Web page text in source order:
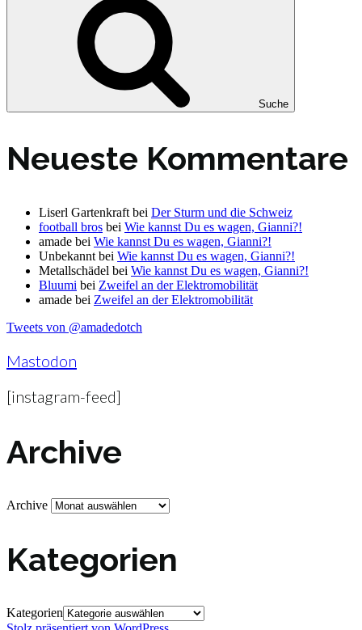
Suche
Neueste Kommentare
Liserl Gartenkraft bei Der Sturm und die Schweiz
football bros bei Wie kannst Du es wagen, Gianni?!
amade bei Wie kannst Du es wagen, Gianni?!
Unbekannt bei Wie kannst Du es wagen, Gianni?!
Metallschädel bei Wie kannst Du es wagen, Gianni?!
Bluumi bei Zweifel an der Elektromobilität
amade bei Zweifel an der Elektromobilität
Tweets von @amadedotch
Mastodon
[instagram-feed]
Archive
Archive
Kategorien
Kategorien